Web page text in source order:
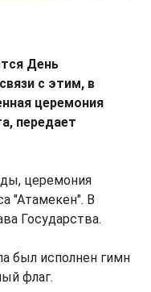
День
с этим, в
церемония
передает
церемония
"Атамекен". В
Государства.
был исполнен гимн
флаг.